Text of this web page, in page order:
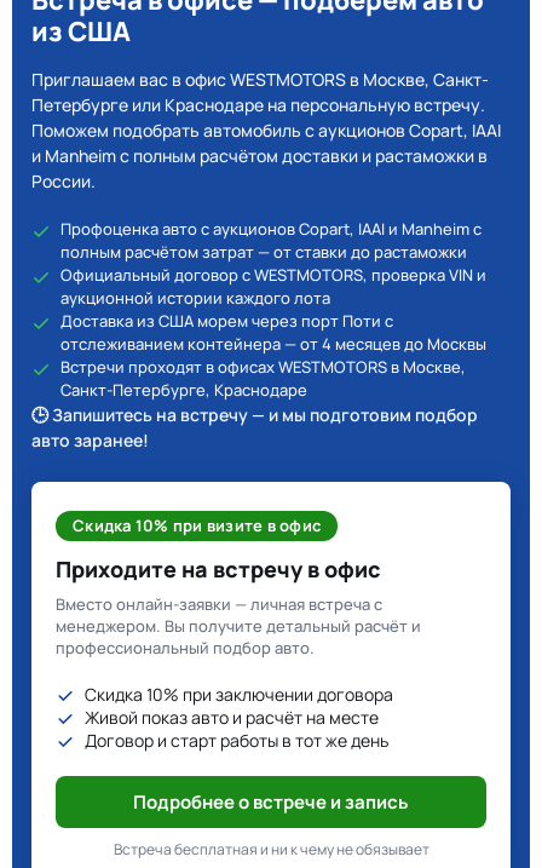
из США
Приглашаем вас в офис WESTMOTORS в Москве, Санкт-
Петербурге или Краснодаре на персональную встречу.
Поможем подобрать автомобиль с аукционов Copart, IAAI
и Manheim с полным расчётом доставки и растаможки в
России.
Профоценка авто с аукционов Copart, IAAI и Manheim с
полным расчётом затрат — от ставки до растаможки
Официальный договор с WESTMOTORS, проверка VIN и
аукционной истории каждого лота
Доставка из США морем через порт Поти с
отслеживанием контейнера — от 4 месяцев до Москвы
Встречи проходят в офисах WESTMOTORS в Москве,
Санкт-Петербурге, Краснодаре
🕒 Запишитесь на встречу — и мы подготовим подбор
авто заранее!
Скидка 10% при визите в офис
Приходите на встречу в офис
Вместо онлайн-заявки — личная встреча с
менеджером. Вы получите детальный расчёт и
профессиональный подбор авто.
Скидка 10% при заключении договора
Живой показ авто и расчёт на месте
Договор и старт работы в тот же день
Подробнее о встрече и запись
Встреча бесплатная и ни к чему не обязывает